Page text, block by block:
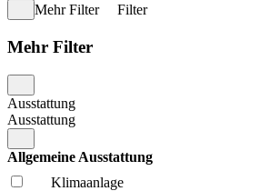
Mehr Filter
Filter
Mehr Filter
Ausstattung
Ausstattung
Allgemeine Ausstattung
Klima­anlage